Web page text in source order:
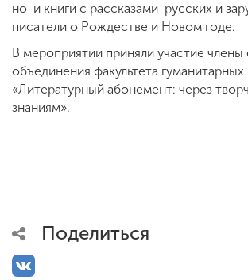
но и книги с рассказами русских и
писатели о Рождестве и Новом годе.
В мероприятии приняли участие члены
объединения факультета гуманитарных
«Литературный абонемент: через
знаниям».
Поделиться